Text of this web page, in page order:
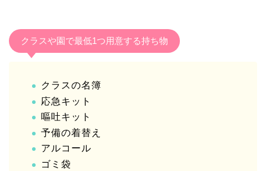
クラスや園で最低1つ用意する持ち物
クラスの名簿
応急キット
嘔吐キット
予備の着替え
アルコール
ゴミ袋